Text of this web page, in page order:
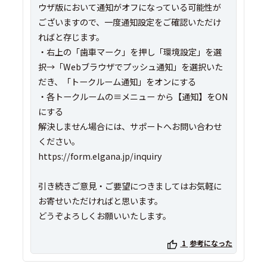
ウザ版において通知がオフになっている可能性が
ございますので、一度通知設定をご確認いただけ
ればと存じます。
・右上の「歯車マーク」を押し「環境設定」を選
択→「Webブラウザでプッシュ通知」を選択いた
だき、「トークルーム通知」をオンにする
・各トークルームの≡メニュー から【通知】をON
にする
解決しません場合には、サポートへお問い合わせ
ください。
https://form.elgana.jp/inquiry
引き続きご意見・ご要望につきましてはお気軽に
お寄せいただければと思います。
どうぞよろしくお願いいたします。
1 参考になった